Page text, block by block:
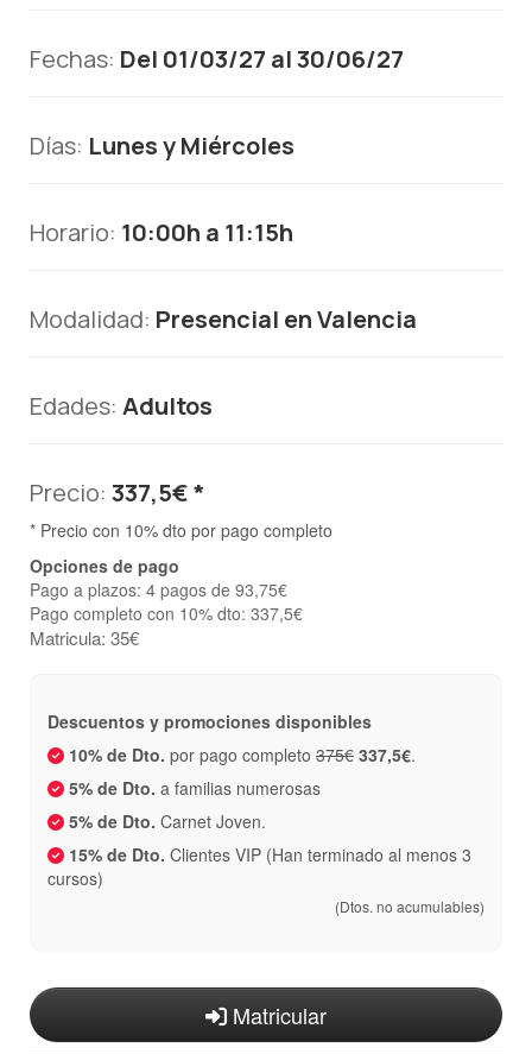
Fechas: Del 01/03/27 al 30/06/27
Días: Lunes y Miércoles
Horario: 10:00h a 11:15h
Modalidad: Presencial en Valencia
Edades: Adultos
Precio: 337,5€ *
* Precio con 10% dto por pago completo
Opciones de pago
Pago a plazos: 4 pagos de 93,75€
Pago completo con 10% dto: 337,5€
Matricula: 35€
Descuentos y promociones disponibles
10% de Dto. por pago completo 375€ 337,5€.
5% de Dto. a familias numerosas
5% de Dto. Carnet Joven.
15% de Dto. Clientes VIP (Han terminado al menos 3
cursos)
(Dtos. no acumulables)
Matricular